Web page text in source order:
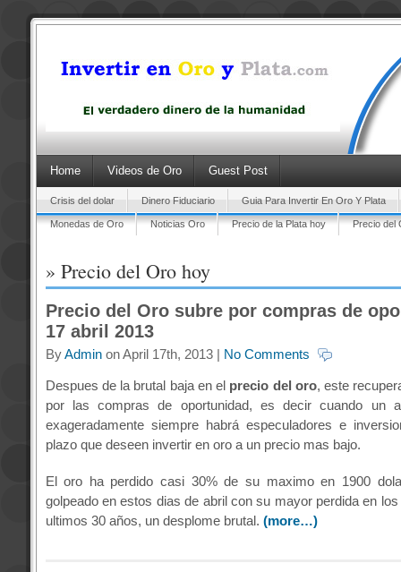
Home Videos de Oro Guest Post
Crisis del dolar Dinero Fiduciario Guia Para Invertir En Oro Y Plata
Monedas de Oro Noticias Oro Precio de la Plata hoy Precio del
» Precio del Oro hoy
Precio del Oro subre por compras de
17 abril 2013
ByAdminon April 17th, 2013 | No Comments
Despues de la brutal baja en el precio del oro, este
por las compras de oportunidad, es decir cuando un
exageradamente siempre habrá especuladores e
plazo que deseen invertir en oro a un precio mas bajo.
El oro ha perdido casi 30% de su maximo en 1900
golpeado en estos dias de abril con su mayor perdida en
ultimos 30 años, un desplome brutal. (more…)